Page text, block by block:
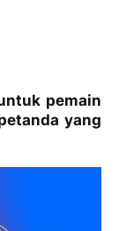
pemain
yang